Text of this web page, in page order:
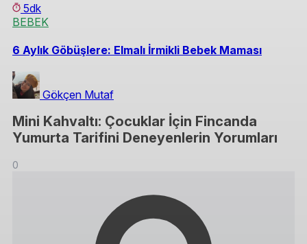
5dk
BEBEK
6 Aylık Göbüşlere: Elmalı İrmikli Bebek Maması
Gökçen Mutaf
Mini Kahvaltı: Çocuklar İçin Fincanda
Yumurta Tarifini Deneyenlerin Yorumları
0